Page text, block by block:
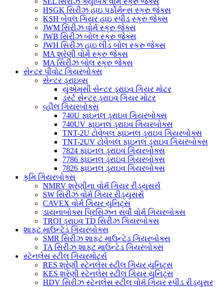
HSGK સિરીઝ હાઇ પર્ફોર્મન્સ સ્ક્રુ જેક્સ
KSH બેવલ ગિયર હાઇ સ્પીડ સ્ક્રુ જેક્સ
JWM સિરીઝ વોર્મ સ્ક્રુ જેક્સ
JWB સિરીઝ બોલ સ્ક્રુ જેક્સ
JWH સિરીઝ હાઇ લીડ બોલ સ્ક્રુ જેક્સ
MA શ્રેણી વોર્મ સ્ક્રુ જેક્સ
MA સિરીઝ બોલ સ્ક્રુ જેક્સ
સેન્ટર પીવોટ ગિયરબોક્સ
સેન્ટર ડ્રાઇવ્સ
યુએમસી સેન્ટર ડ્રાઇવ ગિયર મોટર
ડર્સ્ટ સેન્ટર ડ્રાઇવ ગિયર મોટર
વ્હીલ ગિયરબોક્સ
740U ફાઇનલ ડ્રાઇવ ગિયરબોક્સ
740UV ફાઇનલ ડ્રાઇવ ગિયરબોક્સ
TNT-2U ટોવેબલ ફાઇનલ ડ્રાઇવ ગિયરબોક્સ
TNT-2UV ટોવેબલ ફાઇનલ ડ્રાઇવ ગિયરબોક્સ
7824 ફાઇનલ ડ્રાઇવ ગિયરબોક્સ
7786 ફાઇનલ ડ્રાઇવ ગિયરબોક્સ
7826 ફાઇનલ ડ્રાઇવ ગિયરબોક્સ
કૃમિ ગિયરબોક્સ
NMRV શ્રેણીના વોર્મ ગિયર રીડ્યુસર્સ
SW સિરીઝ વોર્મ ગિયર રીડ્યુસર્સ
CAVEX વોર્મ ગિયર યુનિટ્સ
ડાયનાબોક્સ પ્રિસિઝન સર્વો વોર્મ ગિયરબોક્સ
TROI ડ્રાઇવ TD સિરીઝ ગિયરબોક્સ
શાફ્ટ માઉન્ટેડ ગિયરબોક્સ
SMR સિરીઝ શાફ્ટ માઉન્ટેડ ગિયરબોક્સ
TA સિરીઝ શાફ્ટ માઉન્ટેડ ગિયરબોક્સ
સ્ટેનલેસ સ્ટીલ ગિયરમોટર્સ
RES શ્રેણી સ્ટેનલેસ સ્ટીલ ગિયર યુનિટ્સ
KES શ્રેણી સ્ટેનલેસ સ્ટીલ ગિયર યુનિટ્સ
HDV સિરીઝ સ્ટેનલેસ સ્ટીલ વોર્મ ગિયર સ્પીડ રીડ્યુસર